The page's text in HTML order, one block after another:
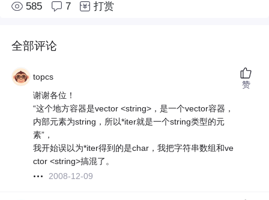
585 7 打赏
全部评论
topcs
谢谢各位！
“这个地方容器是vector <string>，是一个vector容器，
内部元素为string，所以*iter就是一个string类型的元
素”，
我开始误以为*iter得到的是char，我把字符串数组和ve
ctor <string>搞混了。
2008-12-09
赞